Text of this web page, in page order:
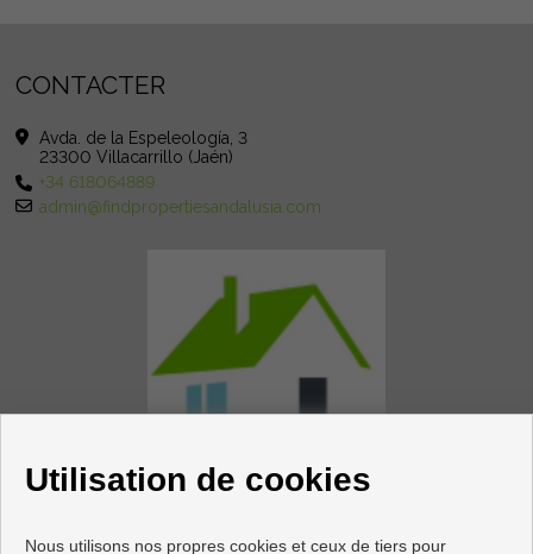
CONTACTER
Avda. de la Espeleología, 3
23300 Villacarrillo (Jaén)
+34 618064889
admin@findpropertiesandalusia.com
Utilisation de cookies
Nous utilisons nos propres cookies et ceux de tiers pour